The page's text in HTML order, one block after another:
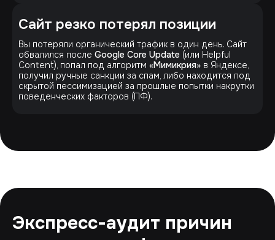
Сайт резко потерял позиции
Вы потеряли органический трафик в один день. Сайт
обвалился после Google Core Update (или Helpful
Content), попал под алгоритм «Мимикрия» в Яндексе,
получил ручные санкции за спам, либо находится под
скрытой пессимизацией за прошлые попытки накрутки
поведенческих факторов (ПФ).
Экспресс-аудит причин